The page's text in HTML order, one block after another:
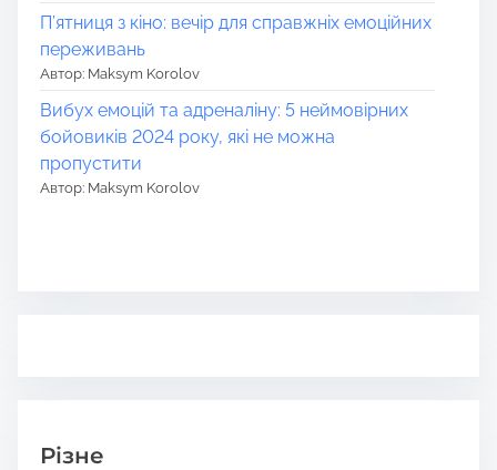
П’ятниця з кіно: вечір для справжніх емоційних
переживань
Автор: Maksym Korolov
Вибух емоцій та адреналіну: 5 неймовірних
бойовиків 2024 року, які не можна
пропустити
Автор: Maksym Korolov
Різне